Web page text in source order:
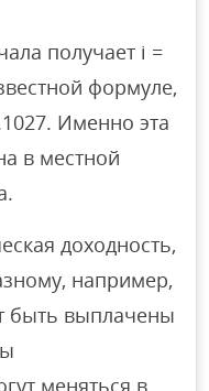
получает i =
формуле,
Именно эта
​​в местной
доходность,
например,
быть выплачены
меняться в